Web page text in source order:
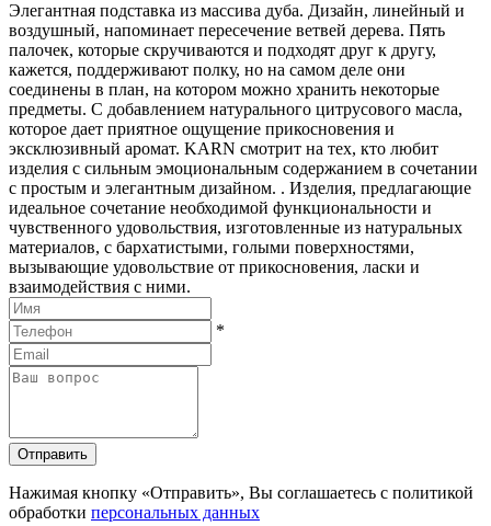
Элегантная подставка из массива дуба. Дизайн, линейный и
воздушный, напоминает пересечение ветвей дерева. Пять
палочек, которые скручиваются и подходят друг к другу,
кажется, поддерживают полку, но на самом деле они
соединены в план, на котором можно хранить некоторые
предметы. С добавлением натурального цитрусового масла,
которое дает приятное ощущение прикосновения и
эксклюзивный аромат. KARN смотрит на тех, кто любит
изделия с сильным эмоциональным содержанием в сочетании
с простым и элегантным дизайном. . Изделия, предлагающие
идеальное сочетание необходимой функциональности и
чувственного удовольствия, изготовленные из натуральных
материалов, с бархатистыми, голыми поверхностями,
вызывающие удовольствие от прикосновения, ласки и
взаимодействия с ними.
*
Отправить
Нажимая кнопку «Отправить», Вы соглашаетесь с политикой
обработки персональных данных